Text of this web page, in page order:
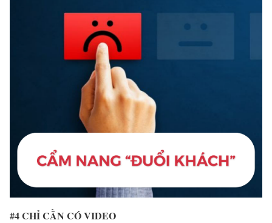
#4 CHỈ CẦN CÓ VIDEO